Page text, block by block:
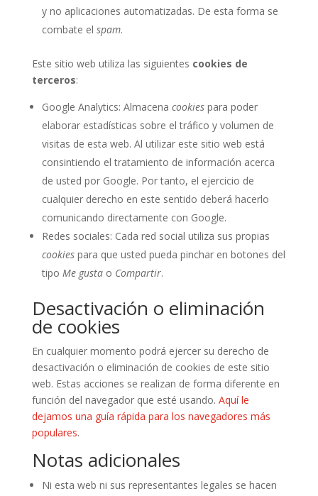
y no aplicaciones automatizadas. De esta forma se
combate el spam.
Este sitio web utiliza las siguientes cookies de
terceros:
Google Analytics: Almacena cookiespara poder
elaborar estadísticas sobre el tráfico y volumen de
visitas de esta web. Al utilizar este sitio web está
consintiendo el tratamiento de información acerca
de usted por Google. Por tanto, el ejercicio de
cualquier derecho en este sentido deberá hacerlo
comunicando directamente con Google.
Redes sociales: Cada red social utiliza sus propias
cookiespara que usted pueda pinchar en botones del
tipo Me gustao Compartir.
Desactivación o eliminación
de cookies
En cualquier momento podrá ejercer su derecho de
desactivación o eliminación de cookies de este sitio
web. Estas acciones se realizan de forma diferente en
función del navegador que esté usando. Aquí le
dejamos una guía rápida para los navegadores más
populares.
Notas adicionales
Ni esta web ni sus representantes legales se hacen